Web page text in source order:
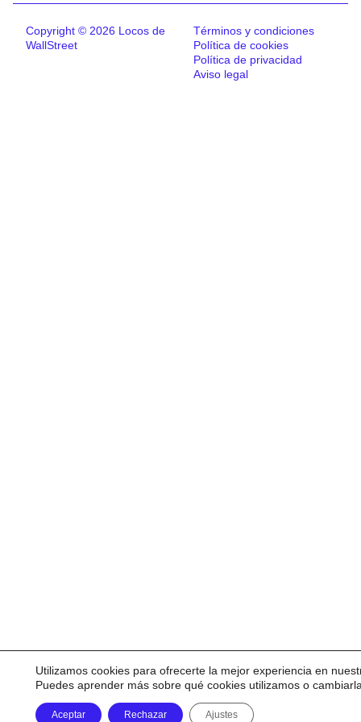
Copyright © 2026 Locos de
WallStreet
Términos y condiciones
Política de cookies
Política de privacidad
Aviso legal
Utilizamos cookies para ofrecerte la mejor experiencia en
Puedes aprender más sobre qué cookies utilizamos o
Aceptar Rechazar Ajustes